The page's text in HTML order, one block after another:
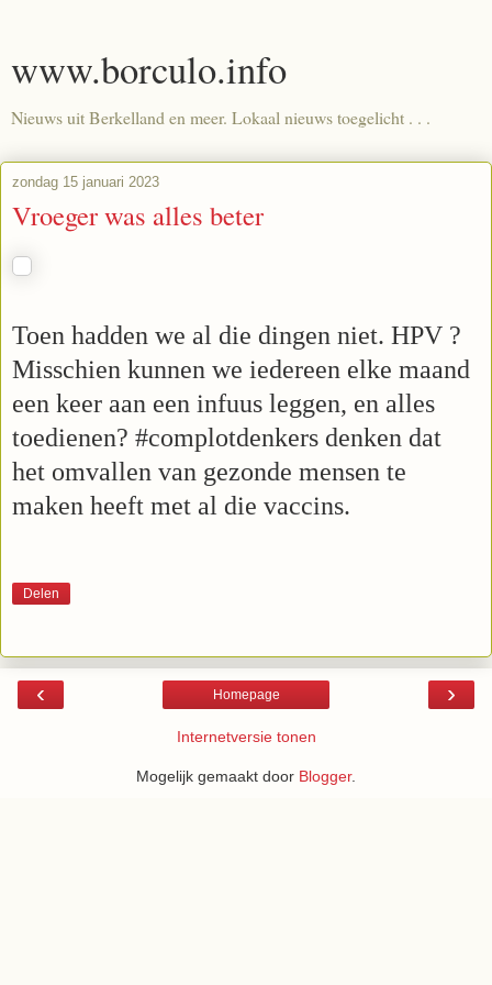
www.borculo.info
Nieuws uit Berkelland en meer. Lokaal nieuws toegelicht . . .
zondag 15 januari 2023
Vroeger was alles beter
Toen hadden we al die dingen niet. HPV ?
Misschien kunnen we iedereen elke maand
een keer aan een infuus leggen, en alles
toedienen? #complotdenkers denken dat
het omvallen van gezonde mensen te
maken heeft met al die vaccins.
Delen
‹ ›
Homepage
Internetversie tonen
Mogelijk gemaakt door Blogger.